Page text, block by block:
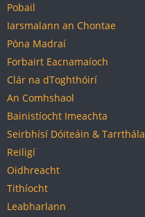
Pobail
Iarsmalann an Chontae
Póna Madraí
Forbairt Eacnamaíoch
Clár na dToghthóirí
An Comhshaol
Bainistíocht Imeachta
Seirbhísí Dóiteáin & Tarrthála
Reiligí
Oidhreacht
Tithíocht
Leabharlann